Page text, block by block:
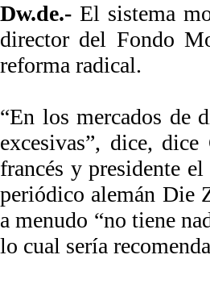
Dw.de.- El sistema
director del Fondo
reforma radical.
“En los mercados de
excesivas”, dice,
francés y presidente
periódico alemán Die
a menudo “no tiene
lo cual sería